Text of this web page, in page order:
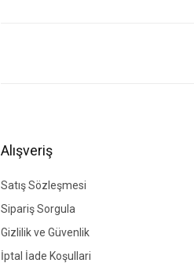
Ürün fiyatı diğer sitelerden daha pahalı.
Bu ürüne benzer farklı alternatifler olmalı.
Alışveriş
Satış Sözleşmesi
Sipariş Sorgula
Gizlilik ve Güvenlik
İptal İade Koşullari